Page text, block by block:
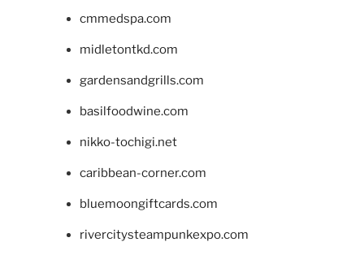
cmmedspa.com
midletontkd.com
gardensandgrills.com
basilfoodwine.com
nikko-tochigi.net
caribbean-corner.com
bluemoongiftcards.com
rivercitysteampunkexpo.com